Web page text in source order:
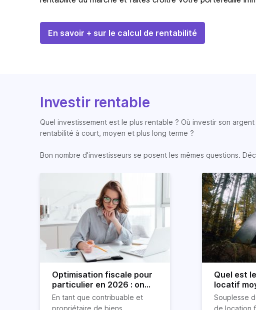
En savoir + sur le calcul de rentabilité
Investir rentable
Quel investissement est le plus rentable ? Où investir son
rentabilité à court, moyen et plus long terme ?
Bon nombre d'investisseurs se posent les mêmes questions.
Optimisation fiscale pour
particulier en 2026 : on
vous explique tout
En tant que contribuable et
Quel est
locatif
location
Souplesse